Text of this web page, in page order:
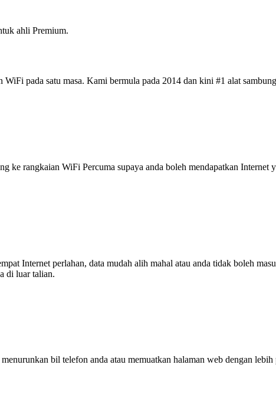
ahli Premium.
pada satu masa. Kami bermula pada 2014 dan kini #1 alat
rangkaian WiFi Percuma supaya anda boleh mendapatkan Internet
Internet perlahan, data mudah alih mahal atau anda tidak boleh
di luar talian.
bil telefon anda atau memuatkan halaman web dengan